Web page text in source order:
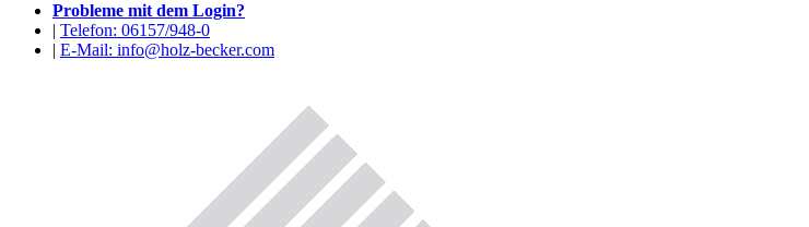
Probleme mit dem Login?
| Telefon: 06157/948-0
| E-Mail: info@holz-becker.com